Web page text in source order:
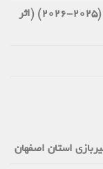
قوانین تکنیکی فدراسیون جهانی شمشیربازی (2025-2026) (اثر
استان اصفهان